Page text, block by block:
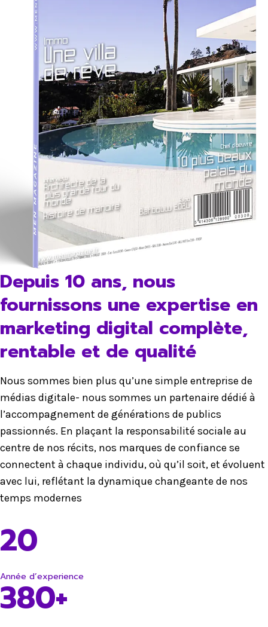
Depuis 10 ans, nous
fournissons une expertise en
marketing digital complète,
rentable et de qualité
Nous sommes bien plus qu’une simple entreprise de
médias digitale- nous sommes un partenaire dédié à
l’accompagnement de générations de publics
passionnés. En plaçant la responsabilité sociale au
centre de nos récits, nos marques de confiance se
connectent à chaque individu, où qu’il soit, et évoluent
avec lui, reflétant la dynamique changeante de nos
temps modernes
20
Année d’experience
380+